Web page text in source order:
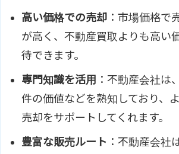
高い価格での売却 ：市場価格で
が高く、不動産買取よりも高い
待できます。
専門知識を活用 ：不動産会社は
件の価値などを熟知しており、
売却をサポートしてくれます。
豊富な販売ルート ：不動産会社